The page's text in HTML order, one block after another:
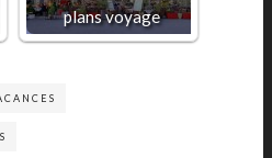
plans voyage